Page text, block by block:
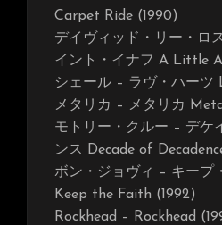
Carpet Ride (1990)
デイヴィッド・リー・ロ
イント・イナフ A Little
シェール – ラヴ・ハーツ
メタリカ – メタリカ
モトリー・クルー – デケ
ンス Decade of
ボン・ジョヴィ – キープ
Keep the Faith (1992)
Rockhead – Rockhead